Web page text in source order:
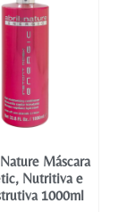
Máscara
Nutritiva e
1000ml